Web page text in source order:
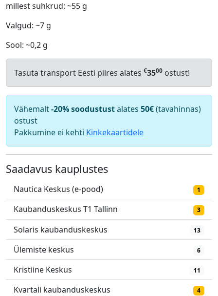
millest suhkrud: ~55 g
Valgud: ~7 g
Sool: ~0,2 g
Tasuta transport Eesti piires alates €3500 ostust!
Vähemalt-20% soodustustalates 50€(tavahinnas)
ostust
Pakkumine ei kehti Kinkekaartidele
Saadavus kauplustes
Nautica Keskus (e-pood) 1
Kaubanduskeskus T1 Tallinn 3
Solaris kaubanduskeskus 13
Ülemiste keskus 6
Kristiine Keskus 11
Kvartali kaubanduskeskus 4